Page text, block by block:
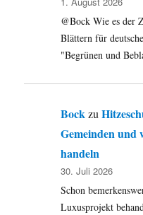
@Bock Wie es der
Blättern für
"Begrünen und
Bockzu
Gemeinden und
handeln
30. Juli 2026
Schon
Luxusprojekt